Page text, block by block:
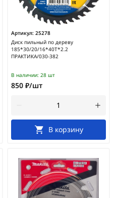
Артикул: 25278
Диск пильный по дереву
185*30/20/16*40Т*2.2
ПРАКТИКА/030-382
В наличии: 28 шт
850 ₽/шт
В корзину